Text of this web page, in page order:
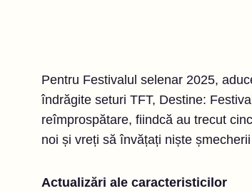
Pentru Festivalul selenar 2025,
îndrăgite seturi TFT, Destine:
reîmprospătare, fiindcă au trecut
noi și vreți să învățați niște
Actualizări ale caracteristicilor